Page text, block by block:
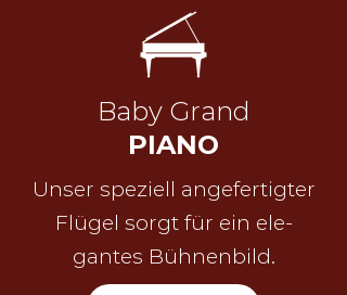
Baby Grand
PIANO
Unser speziell angefertigter
Flügel sorgt für ein ele-
gantes Bühnenbild.